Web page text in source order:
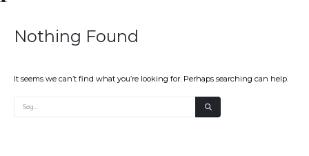
Nothing Found
It seems we can’t find what you’re looking for. Perhaps searching can help.